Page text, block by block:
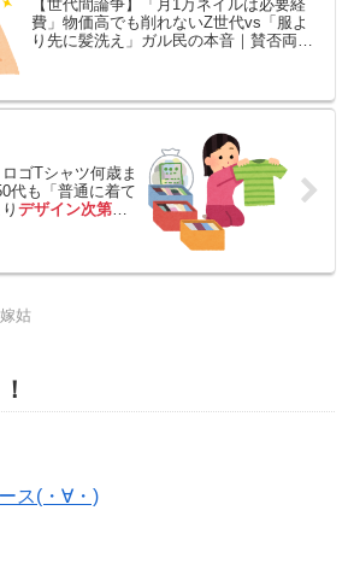
【世代間論争】「月1万ネイルは必要経
費」物価高でも削れないZ世代vs「服よ
り先に髪洗え」ガル民の本音｜賛否両論
ゴTシャツ何歳ま
代も「普通に着て
デザイン次第」
姑
ス(・∀・)